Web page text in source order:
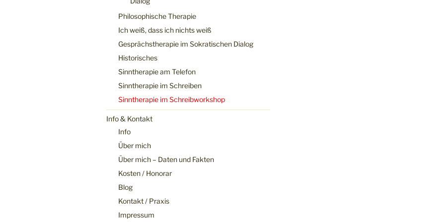
Philosophische Therapie
Ich weiß, dass ich nichts weiß
Gesprächstherapie im Sokratischen Dialog
Historisches
Sinntherapie am Telefon
Sinntherapie im Schreiben
Sinntherapie im Schreibworkshop
Info & Kontakt
Info
Über mich
Über mich – Daten und Fakten
Kosten / Honorar
Blog
Kontakt / Praxis
Impressum